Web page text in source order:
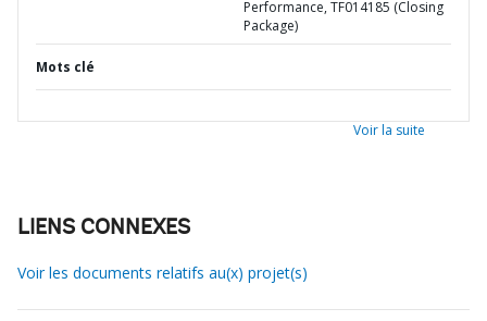
Performance, TF014185 (Closing
Package)
Mots clé
Voir la suite
LIENS CONNEXES
Voir les documents relatifs au(x) projet(s)